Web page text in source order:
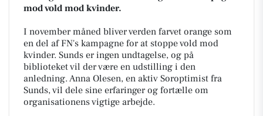
mod vold mod kvinder.
I november måned bliver verden farvet orange som
en del af FN's kampagne for at stoppe vold mod
kvinder. Sunds er ingen undtagelse, og på
biblioteket vil der være en udstilling i den
anledning. Anna Olesen, en aktiv Soroptimist fra
Sunds, vil dele sine erfaringer og fortælle om
organisationens vigtige arbejde.